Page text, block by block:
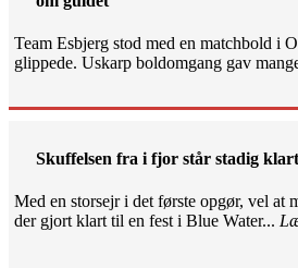
Team Esbjerg stod med en matchbold i
glippede. Uskarp boldomgang gav
Skuffelsen fra i fjor står stadig
Med en storsejr i det første opgør, vel at
der gjort klart til en fest i Blue Water...